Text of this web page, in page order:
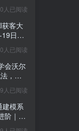
人已阅读
获客大
19日3
人已阅读
会沃尔
，新
人已阅读
建模系
阶｜